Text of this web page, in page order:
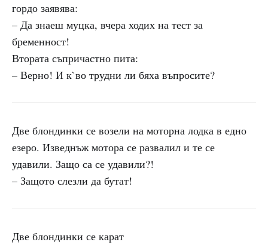
гордо заявява:
– Да знаеш муцка, вчера ходих на тест за
бременност!
Втората съпричастно пита:
– Верно! И к`во трудни ли бяха въпросите?
Две блондинки се возели на моторна лодка в едно
езеро. Изведнъж мотора се развалил и те се
удавили. Защо са се удавили?!
– Защото слезли да бутат!
Две блондинки се карат